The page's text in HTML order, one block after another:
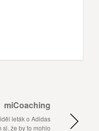
miCoaching
leták o Adidas
si, že by to mohlo